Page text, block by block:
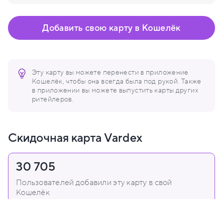
Эту карту вы можете перенести в приложение
Кошелёк, чтобы она всегда была под рукой. Также
в приложении вы можете выпустить карты других
ритейлеров.
Добавить свою карту в Кошелёк
Скидочная карта Vardex
30 705
Пользователей добавили эту карту в свой
Кошелёк